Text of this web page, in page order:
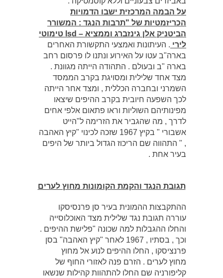
על הבמה המרכזית ישבו הדמויות
הכריזמטיות של "תרבות הנגד : המשורר
הביטניק אלן גינזברג וממציא – lsd טימוטי
לירי . העיתונות ואמצעי התקשורת האחרים
בארה"ב עטו על האירוע ונתנו לו פרסום רחב
בארה "ב ובעולם . התהודה הייתה מגוונת .
מצד אחד שלילית ומסויגת בקרב הממסד
השמרני ובחברה הכללית , ומצד אחר הייתה
לכך השפעה חיובית בקרב ההיפים שיצאו
מפינותיהם השוליות וראו פתאום אלפי אחים
לדרך , מה שהגביר את הזרימה ל"הייט
אשבורי " בקיץ 1967 שזכה לכינוי "קיץ האהבה
, " התהווה שם הריכוז הגדול ביותר של היפים
בעיר אחת .
תגובת הנגד והקמת הקומונות מחוץ לערים
ההתקבצות ההמונית בעיר סן פרנסיסקו
עוררה תגובת נגד שלילית מצד האוכלוסייה
והחלו ההגבלות למה שכונה "פלישת ההיפים .
וכך , בסתיו , 1967 לאחר "קיץ האהבה" בסן
פרנציסקו , החלו ההיפים לנוע אל מחוץ
מחוץ לערים . הזרם פנה לאזורי החוף של
קליפורניה שם החלו להתהוות קהילות שנשאו